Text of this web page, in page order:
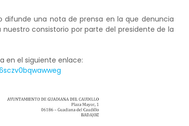
difunde una nota de prensa en la que denuncia
consistorio por parte del presidente de la
en el siguiente enlace: